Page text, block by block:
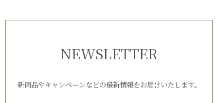
NEWSLETTER
新商品やキャンペーンなどの最新情報をお届けいたします。